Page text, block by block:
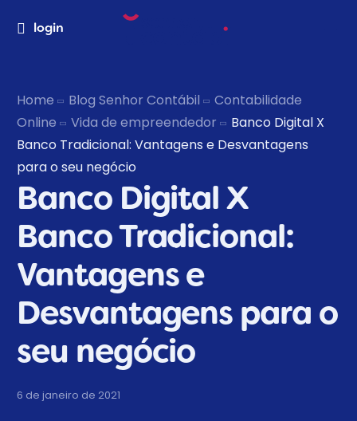
login
Home Blog Senhor Contábil
Contabilidade
Online
Vida de empreendedor
Banco Digital X
Banco Tradicional: Vantagens e Desvantagens
para o seu negócio
Banco Digital X
Banco Tradicional:
Vantagens e
Desvantagens para o
seu negócio
6 de janeiro de 2021